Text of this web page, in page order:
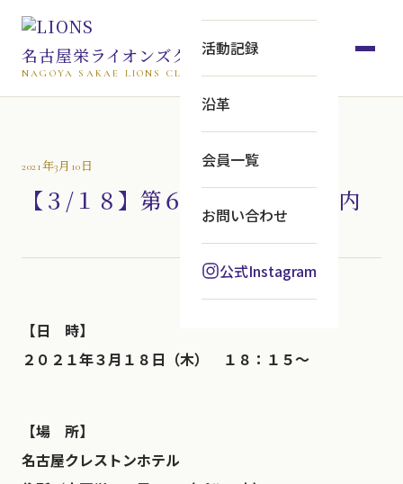
名古屋栄ライオンズクラブ
NAGOYA SAKAE LIONS CLUB
活動記録
沿革
会員一覧
お問い合わせ
公式Instagram
2021年3月10日
【３/１８】第６５１回例会ご案内
【日 時】
２０２１年３月１８日（木） １８：１５～
【場 所】
名古屋クレストンホテル